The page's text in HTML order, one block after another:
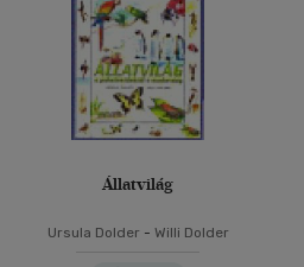
Állatvilág
Ursula Dolder - Willi Dolder